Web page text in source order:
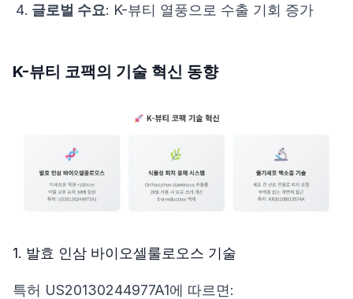
글로벌 수요: K-뷰티 열풍으로 수출 기회 증가
K-뷰티 코팩의 기술 혁신 동향
1. 발효 인삼 바이오셀룰로오스 기술
특허 US20130244977A1에 따르면: